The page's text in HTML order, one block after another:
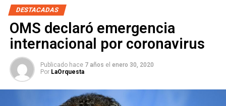
DESTACADAS
OMS declaró emergencia
internacional por coronavirus
Publicado hace 7 años el enero 30, 2020
Por LaOrquesta